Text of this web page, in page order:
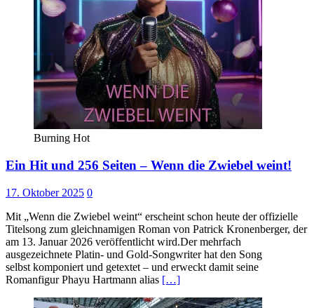
Burning Hot
Ein Hit und 256 Seiten – Wenn die Zwiebel weint!
17. Oktober 2025 0
Mit „Wenn die Zwiebel weint“ erscheint schon heute der offizielle
Titelsong zum gleichnamigen Roman von Patrick Kronenberger, der
am 13. Januar 2026 veröffentlicht wird.Der mehrfach
ausgezeichnete Platin- und Gold-Songwriter hat den Song
selbst komponiert und getextet – und erweckt damit seine
Romanfigur Phayu Hartmann alias […]